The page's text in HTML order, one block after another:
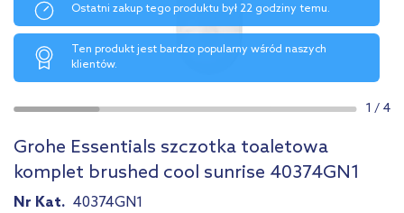
Ostatni zakup tego produktu był 22 godziny temu.
Ten produkt jest bardzo popularny wśród naszych
klientów.
1 / 4
Grohe Essentials szczotka toaletowa
komplet brushed cool sunrise 40374GN1
Nr Kat. 40374GN1